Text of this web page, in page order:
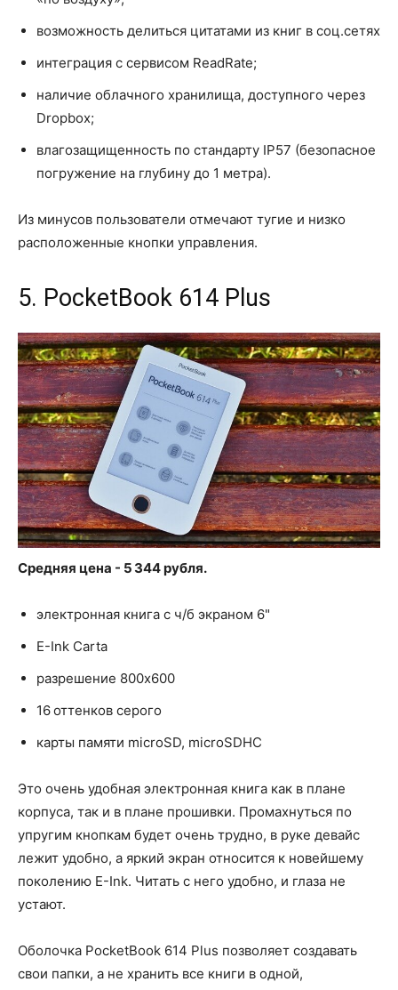
возможность делиться цитатами из книг в соц.сетях
интеграция с сервисом ReadRate;
наличие облачного хранилища, доступного через
Dropbox;
влагозащищенность по стандарту IP57 (безопасное
погружение на глубину до 1 метра).
Из минусов пользователи отмечают тугие и низко
расположенные кнопки управления.
5. PocketBook 614 Plus
Средняя цена - 5 344 рубля.
электронная книга с ч/б экраном 6"
E-Ink Carta
разрешение 800x600
16 оттенков серого
карты памяти microSD, microSDHC
Это очень удобная электронная книга как в плане
корпуса, так и в плане прошивки. Промахнуться по
упругим кнопкам будет очень трудно, в руке девайс
лежит удобно, а яркий экран относится к новейшему
поколению E-Ink. Читать с него удобно, и глаза не
устают.
Оболочка PocketBook 614 Plus позволяет создавать
свои папки, а не хранить все книги в одной,